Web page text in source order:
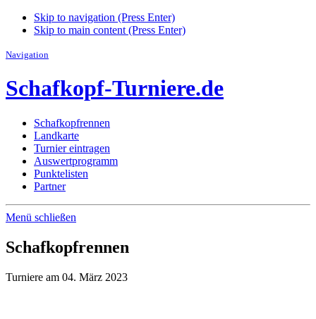
Skip to navigation (Press Enter)
Skip to main content (Press Enter)
Navigation
Schafkopf-Turniere.de
Schafkopfrennen
Landkarte
Turnier eintragen
Auswertprogramm
Punktelisten
Partner
Menü schließen
Schafkopfrennen
Turniere am 04. März 2023